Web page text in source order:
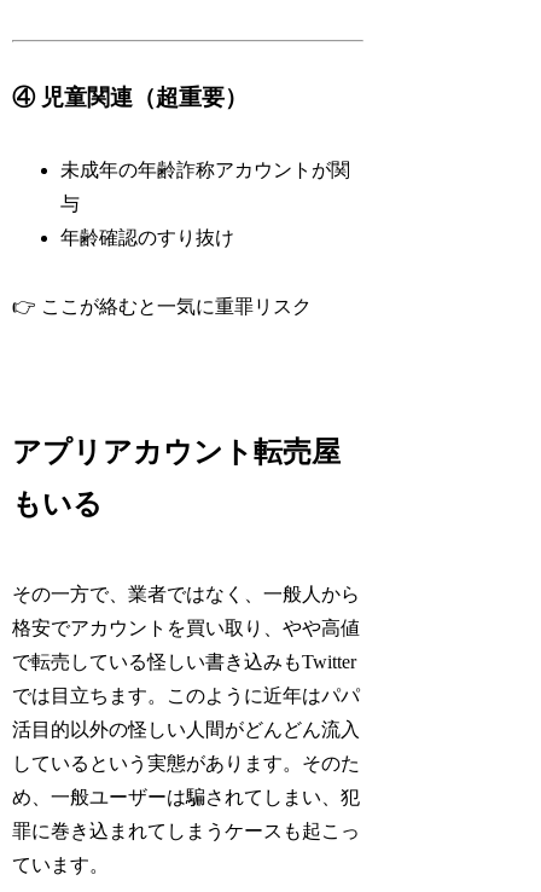
④ 児童関連（超重要）
未成年の年齢詐称アカウントが関
与
年齢確認のすり抜け
👉 ここが絡むと一気に重罪リスク
アプリアカウント転売屋
もいる
その一方で、業者ではなく、一般人から
格安でアカウントを買い取り、やや高値
で転売している怪しい書き込みもTwitter
では目立ちます。このように近年はパパ
活目的以外の怪しい人間がどんどん流入
しているという実態があります。そのた
め、一般ユーザーは騙されてしまい、犯
罪に巻き込まれてしまうケースも起こっ
ています。